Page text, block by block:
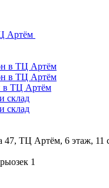
Артём
в ТЦ Артём
в ТЦ Артём
в ТЦ Артём
склад
склад
ТЦ Артём, 6 этаж, 11
1